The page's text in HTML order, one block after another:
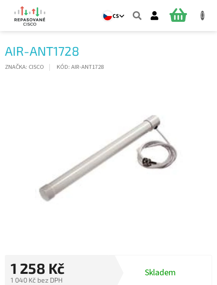
obsah
CS
NÁKUPNÍ
AIR-ANT1728
ZNAČKA: CISCO KÓD: AIR-ANT1728
1 258 Kč
1 040 Kč bez DPH
Skladem